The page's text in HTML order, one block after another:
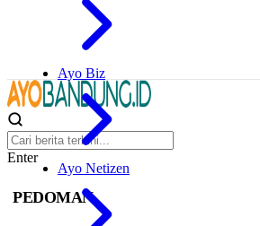
Ayo Biz
Ayo Netizen
Enter
PEDOMAN